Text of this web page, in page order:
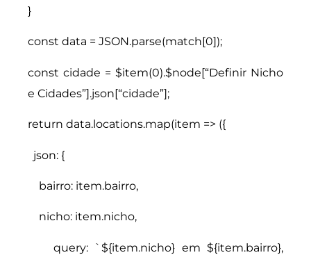
}
const data = JSON.parse(match[0]);
const cidade = $item(0).$node[“Definir Nicho
e Cidades”].json[“cidade”];
return data.locations.map(item => ({
json: {
bairro: item.bairro,
nicho: item.nicho,
query: `${item.nicho} em ${item.bairro},